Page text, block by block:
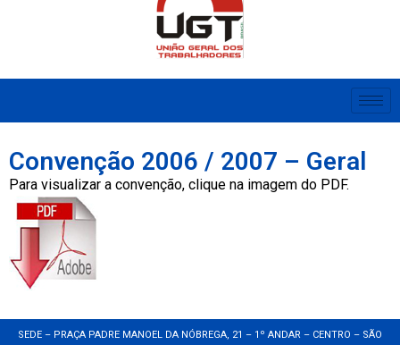
Convenção 2006 / 2007 – Geral
Para visualizar a convenção, clique na imagem do PDF.
SEDE – PRAÇA PADRE MANOEL DA NÓBREGA, 21 – 1º ANDAR – CENTRO – SÃO